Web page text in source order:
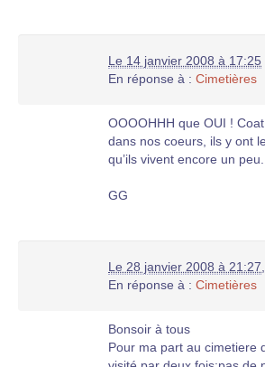
Le 14 janvier 2008 à 17:25
En réponse à : Cimetières
OOOOHHH que OUI !
dans nos coeurs, ils y ont
qu’ils vivent encore un peu.
GG
Le 28 janvier 2008 à 21:27
En réponse à : Cimetières
Bonsoir à tous
Pour ma part au cimetiere